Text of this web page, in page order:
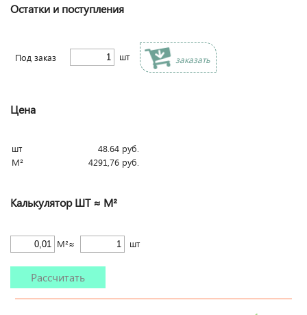
Остатки и поступления
Под заказ шт заказать
Цена
шт 48.64 руб.
М²
4291,76 руб.
Калькулятор ШТ ≈ М²
М²≈ шт
Рассчитать